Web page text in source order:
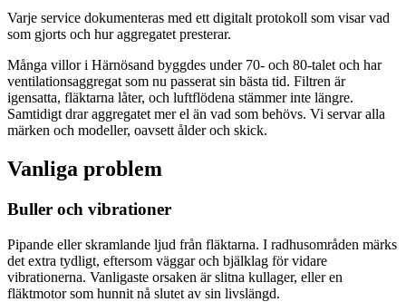
Varje service dokumenteras med ett digitalt protokoll som visar vad
som gjorts och hur aggregatet presterar.
Många villor i Härnösand byggdes under 70- och 80-talet och har
ventilationsaggregat som nu passerat sin bästa tid. Filtren är
igensatta, fläktarna låter, och luftflödena stämmer inte längre.
Samtidigt drar aggregatet mer el än vad som behövs. Vi servar alla
märken och modeller, oavsett ålder och skick.
Vanliga problem
Buller och vibrationer
Pipande eller skramlande ljud från fläktarna. I radhusområden märks
det extra tydligt, eftersom väggar och bjälklag för vidare
vibrationerna. Vanligaste orsaken är slitna kullager, eller en
fläktmotor som hunnit nå slutet av sin livslängd.